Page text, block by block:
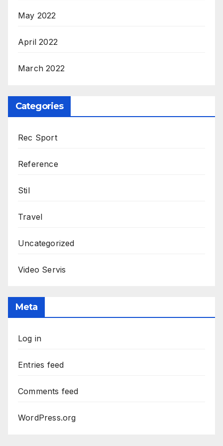
May 2022
April 2022
March 2022
Categories
Rec Sport
Reference
Stil
Travel
Uncategorized
Video Servis
Meta
Log in
Entries feed
Comments feed
WordPress.org